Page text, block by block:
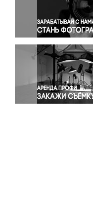
Правосудие
Происшествия
Религия
Светская жизнь
Спорт
Экология
Экономика и